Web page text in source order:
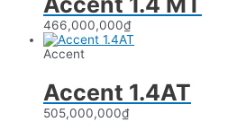
466,000,000₫
Accent
Accent 1.4AT
505,000,000₫